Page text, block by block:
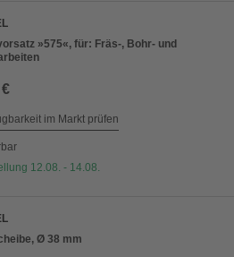
»575«, für: Fräs-, Bohr- und
im Markt prüfen
12.08. - 14.08.
Ø 38 mm